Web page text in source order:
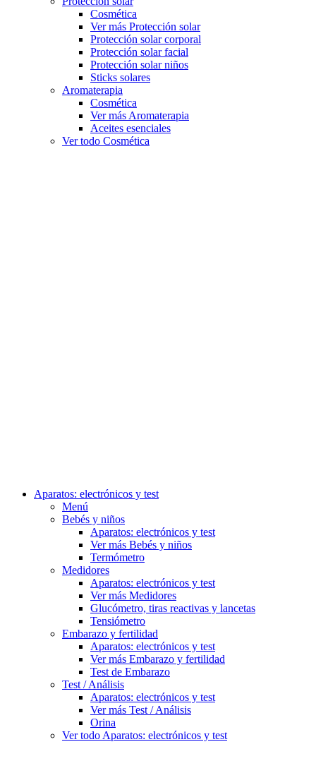
Cosmética
Ver más Protección solar
Protección solar corporal
Protección solar facial
Protección solar niños
Sticks solares
Aromaterapia
Cosmética
Ver más Aromaterapia
Aceites esenciales
Ver todo Cosmética
Aparatos: electrónicos y test
Menú
Bebés y niños
Aparatos: electrónicos y test
Ver más Bebés y niños
Termómetro
Medidores
Aparatos: electrónicos y test
Ver más Medidores
Glucómetro, tiras reactivas y lancetas
Tensiómetro
Embarazo y fertilidad
Aparatos: electrónicos y test
Ver más Embarazo y fertilidad
Test de Embarazo
Test / Análisis
Aparatos: electrónicos y test
Ver más Test / Análisis
Orina
Ver todo Aparatos: electrónicos y test